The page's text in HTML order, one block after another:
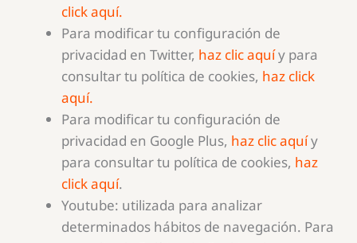
click aquí.
Para modificar tu configuración de
privacidad en Twitter, haz clic aquíy para
consultar tu política de cookies, haz click
aquí.
Para modificar tu configuración de
privacidad en Google Plus, haz clic aquíy
para consultar tu política de cookies, haz
click aquí.
Youtube: utilizada para analizar
determinados hábitos de navegación. Para